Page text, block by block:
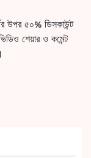
উপর ৫০% ডিসকাউন্ট
শেয়ার ও কমেন্ট